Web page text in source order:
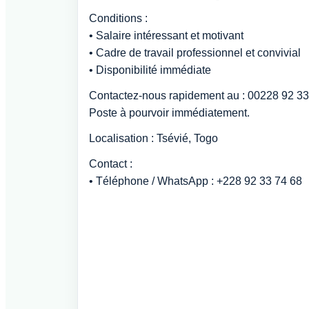
Conditions :
• Salaire intéressant et motivant
• Cadre de travail professionnel et convivial
• Disponibilité immédiate
Contactez-nous rapidement au : 00228 92
Poste à pourvoir immédiatement.
Localisation : Tsévié, Togo
Contact :
• Téléphone / WhatsApp : +228 92 33 74 68